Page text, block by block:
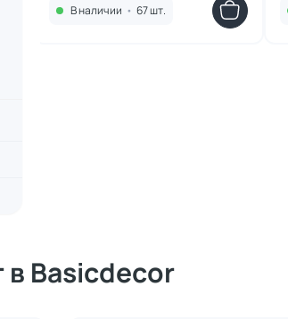
LUMAВ наличии • 67 шт.
Basicdecor